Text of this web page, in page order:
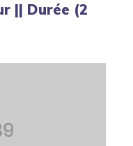
|| Durée (2